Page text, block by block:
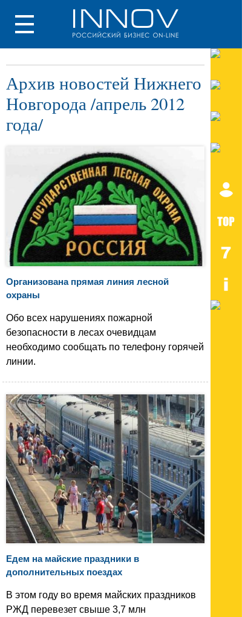
Архив новостей Нижнего
Новгорода /апрель 2012
года/
Организована прямая линия лесной
охраны
Обо всех нарушениях пожарной
безопасности в лесах очевидцам
необходимо сообщать по телефону горячей
линии.
Едем на майские праздники в
дополнительных поездах
В этом году во время майских праздников
РЖД перевезет свыше 3,7 млн